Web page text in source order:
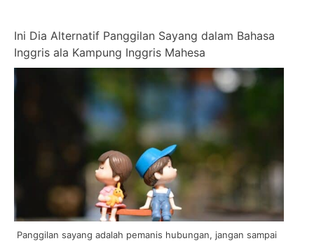
Ini Dia Alternatif Panggilan Sayang dalam Bahasa
Inggris ala Kampung Inggris Mahesa
Panggilan sayang adalah pemanis hubungan, jangan sampai